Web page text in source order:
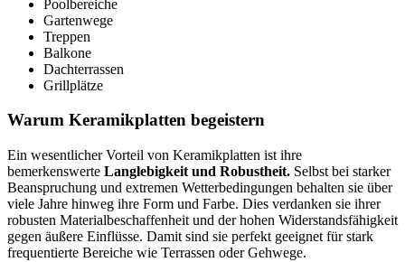
Poolbereiche
Gartenwege
Treppen
Balkone
Dachterrassen
Grillplätze
Warum Keramikplatten begeistern
Ein wesentlicher Vorteil von Keramikplatten ist ihre
bemerkenswerte Langlebigkeit und Robustheit. Selbst bei starker
Beanspruchung und extremen Wetterbedingungen behalten sie über
viele Jahre hinweg ihre Form und Farbe. Dies verdanken sie ihrer
robusten Materialbeschaffenheit und der hohen Widerstandsfähigkeit
gegen äußere Einflüsse. Damit sind sie perfekt geeignet für stark
frequentierte Bereiche wie Terrassen oder Gehwege.